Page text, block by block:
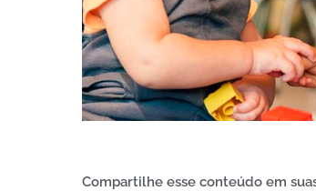
Compartilhe esse conteúdo em